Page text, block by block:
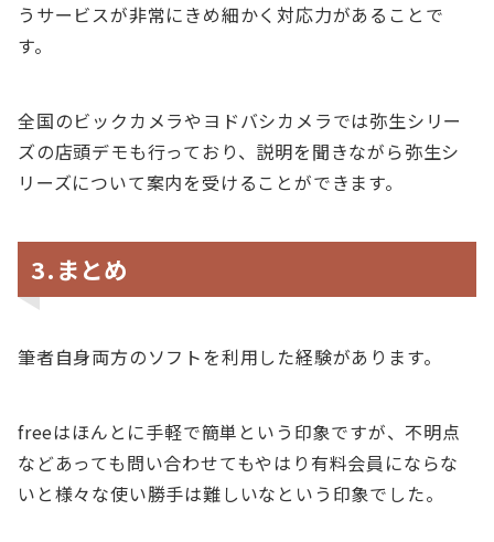
うサービスが非常にきめ細かく対応力があることで
す。
全国のビックカメラやヨドバシカメラでは弥生シリー
ズの店頭デモも行っており、説明を聞きながら弥生シ
リーズについて案内を受けることができます。
3.まとめ
筆者自身両方のソフトを利用した経験があります。
freeはほんとに手軽で簡単という印象ですが、不明点
などあっても問い合わせてもやはり有料会員にならな
いと様々な使い勝手は難しいなという印象でした。